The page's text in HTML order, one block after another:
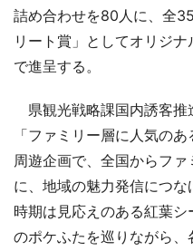
詰め合わせを80人に、全
リート賞」としてオリジ
で進呈する。
県観光戦略課国内誘客推
「ファミリー層に人気の
周遊企画で、全国からフ
に、地域の魅力発信につ
時期は見応えのある紅葉
のポケふたを巡りながら